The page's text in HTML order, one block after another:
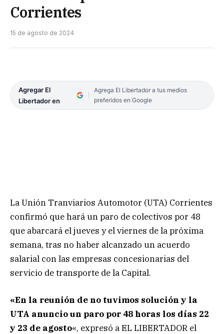
Corrientes
15 de agosto de 2024
Agregar El
Libertador en
Agrega El Libertador a tus medios
preferidos en Google
La Unión Tranviarios Automotor (UTA) Corrientes
confirmó que hará un paro de colectivos por 48
que abarcará el jueves y el viernes de la próxima
semana, tras no haber alcanzado un acuerdo
salarial con las empresas concesionarias del
servicio de transporte de la Capital.
«En la reunión de no tuvimos solución y la
UTA anuncio un paro por 48 horas los días 22
y 23 de agosto«, expresó a EL LIBERTADOR el